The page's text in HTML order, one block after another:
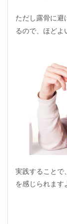
ただし露骨に避
るので、ほどよ
実践することで
を感じられます